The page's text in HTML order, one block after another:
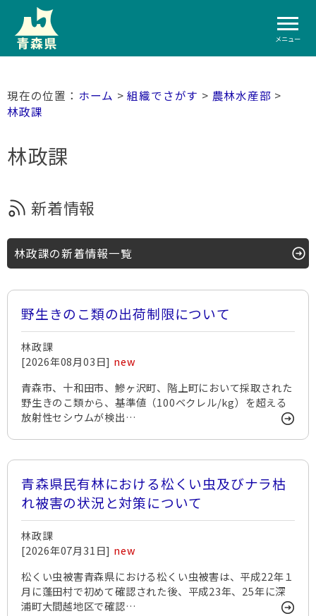
メニュー
ホーム >組織でさがす > 農林水産部 >
林政課
林政課
新着情報
林政課の新着情報一覧
野生きのこ類の出荷制限について
林政課
[2026年08月03日] new
青森市、十和田市、鰺ヶ沢町、階上町において採取された
野生きのこ類から、基準値（100ベクレル/kg）を超える
放射性セシウムが検出…
青森県民有林における松くい虫及びナラ枯
れ被害の状況と対策について
林政課
[2026年07月31日] new
松くい虫被害青森県における松くい虫被害は、平成22年１
月に蓬田村で初めて確認された後、平成23年、25年に深
浦町大間越地区で確認…